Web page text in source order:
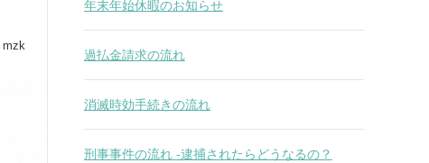
mzk
年末年始休暇のお知らせ
過払金請求の流れ
消滅時効手続きの流れ
刑事事件の流れ -逮捕されたらどうなるの？